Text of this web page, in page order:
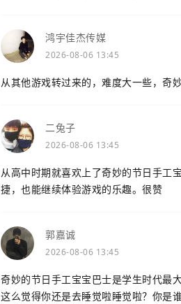
鸿宇佳杰传媒
2026-08-06 13:45
从其他游戏转过来的，难度大一些，奇
二兔子
2026-08-06 13:45
从高中时期就喜欢上了奇妙的节日手工
捷，也能继续体验游戏的乐趣。很赞
郭嘉诚
2026-08-06 13:45
奇妙的节日手工宝宝巴士是学生时代最
这么觉得你还是去睡觉啦睡觉啦？你是